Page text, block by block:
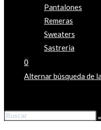
Pantalones
Remeras
Sweaters
Sastreria
0
Alternar búsqueda de